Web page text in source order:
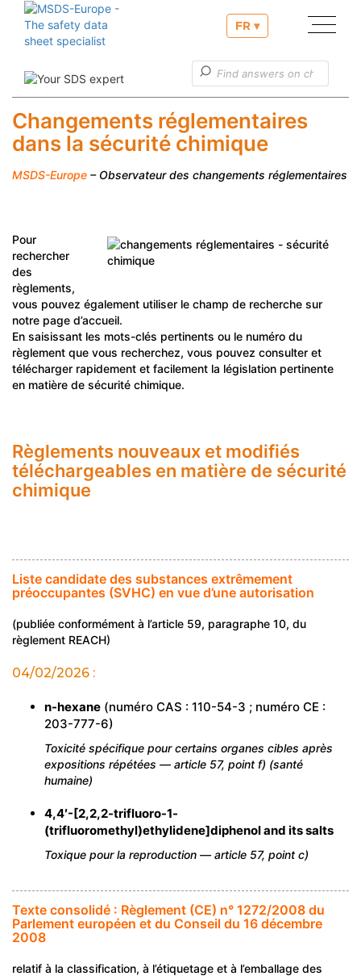
FR ▾
Nos services
Établissement, élaboration d’une fiche de données de
sécurité
Établissement du projet d’étiquette
Nos services liés à la notification PCN
Service clients
Changements réglementaires
dans la sécurité chimique
MSDS-Europe – Observateur des changements réglementaires
Pour
rechercher
des
règlements,
vous pouvez également utiliser le champ de recherche sur
notre page d’accueil.
En saisissant les mots-clés pertinents ou le numéro du
règlement que vous recherchez, vous pouvez consulter et
télécharger rapidement et facilement la législation pertinente
en matière de sécurité chimique.
Règlements nouveaux et modifiés
téléchargeables en matière de sécurité
chimique
Liste candidate des substances extrêmement
préoccupantes (SVHC) en vue d’une autorisation
(publiée conformément à l’article 59, paragraphe 10, du
règlement REACH)
04/02/2026 :
n-hexane (numéro CAS : 110-54-3 ; numéro CE :
203-777-6)
Toxicité spécifique pour certains organes cibles après
expositions répétées — article 57, point f) (santé
humaine)
4,4′-[2,2,2-trifluoro-1-
(trifluoromethyl)ethylidene]diphenol and its salts
Toxique pour la reproduction — article 57, point c)
Texte consolidé : Règlement (CE) n° 1272/2008 du
Parlement européen et du Conseil du 16 décembre
2008
relatif à la classification, à l’étiquetage et à l’emballage des